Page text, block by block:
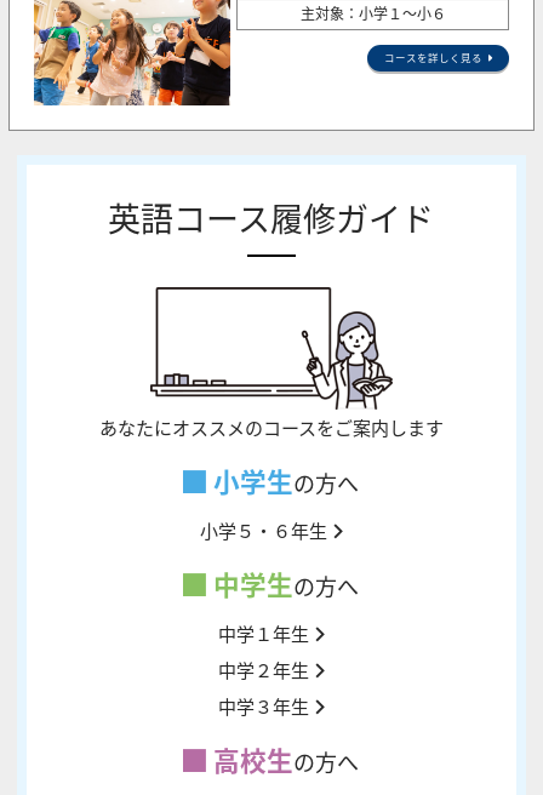
主対象：小学１～小６
コースを詳しく見る
英語コース履修ガイド
あなたにオススメのコースをご案内します
小学生の方へ
小学５・６年生
中学生の方へ
中学１年生
中学２年生
中学３年生
高校生の方へ